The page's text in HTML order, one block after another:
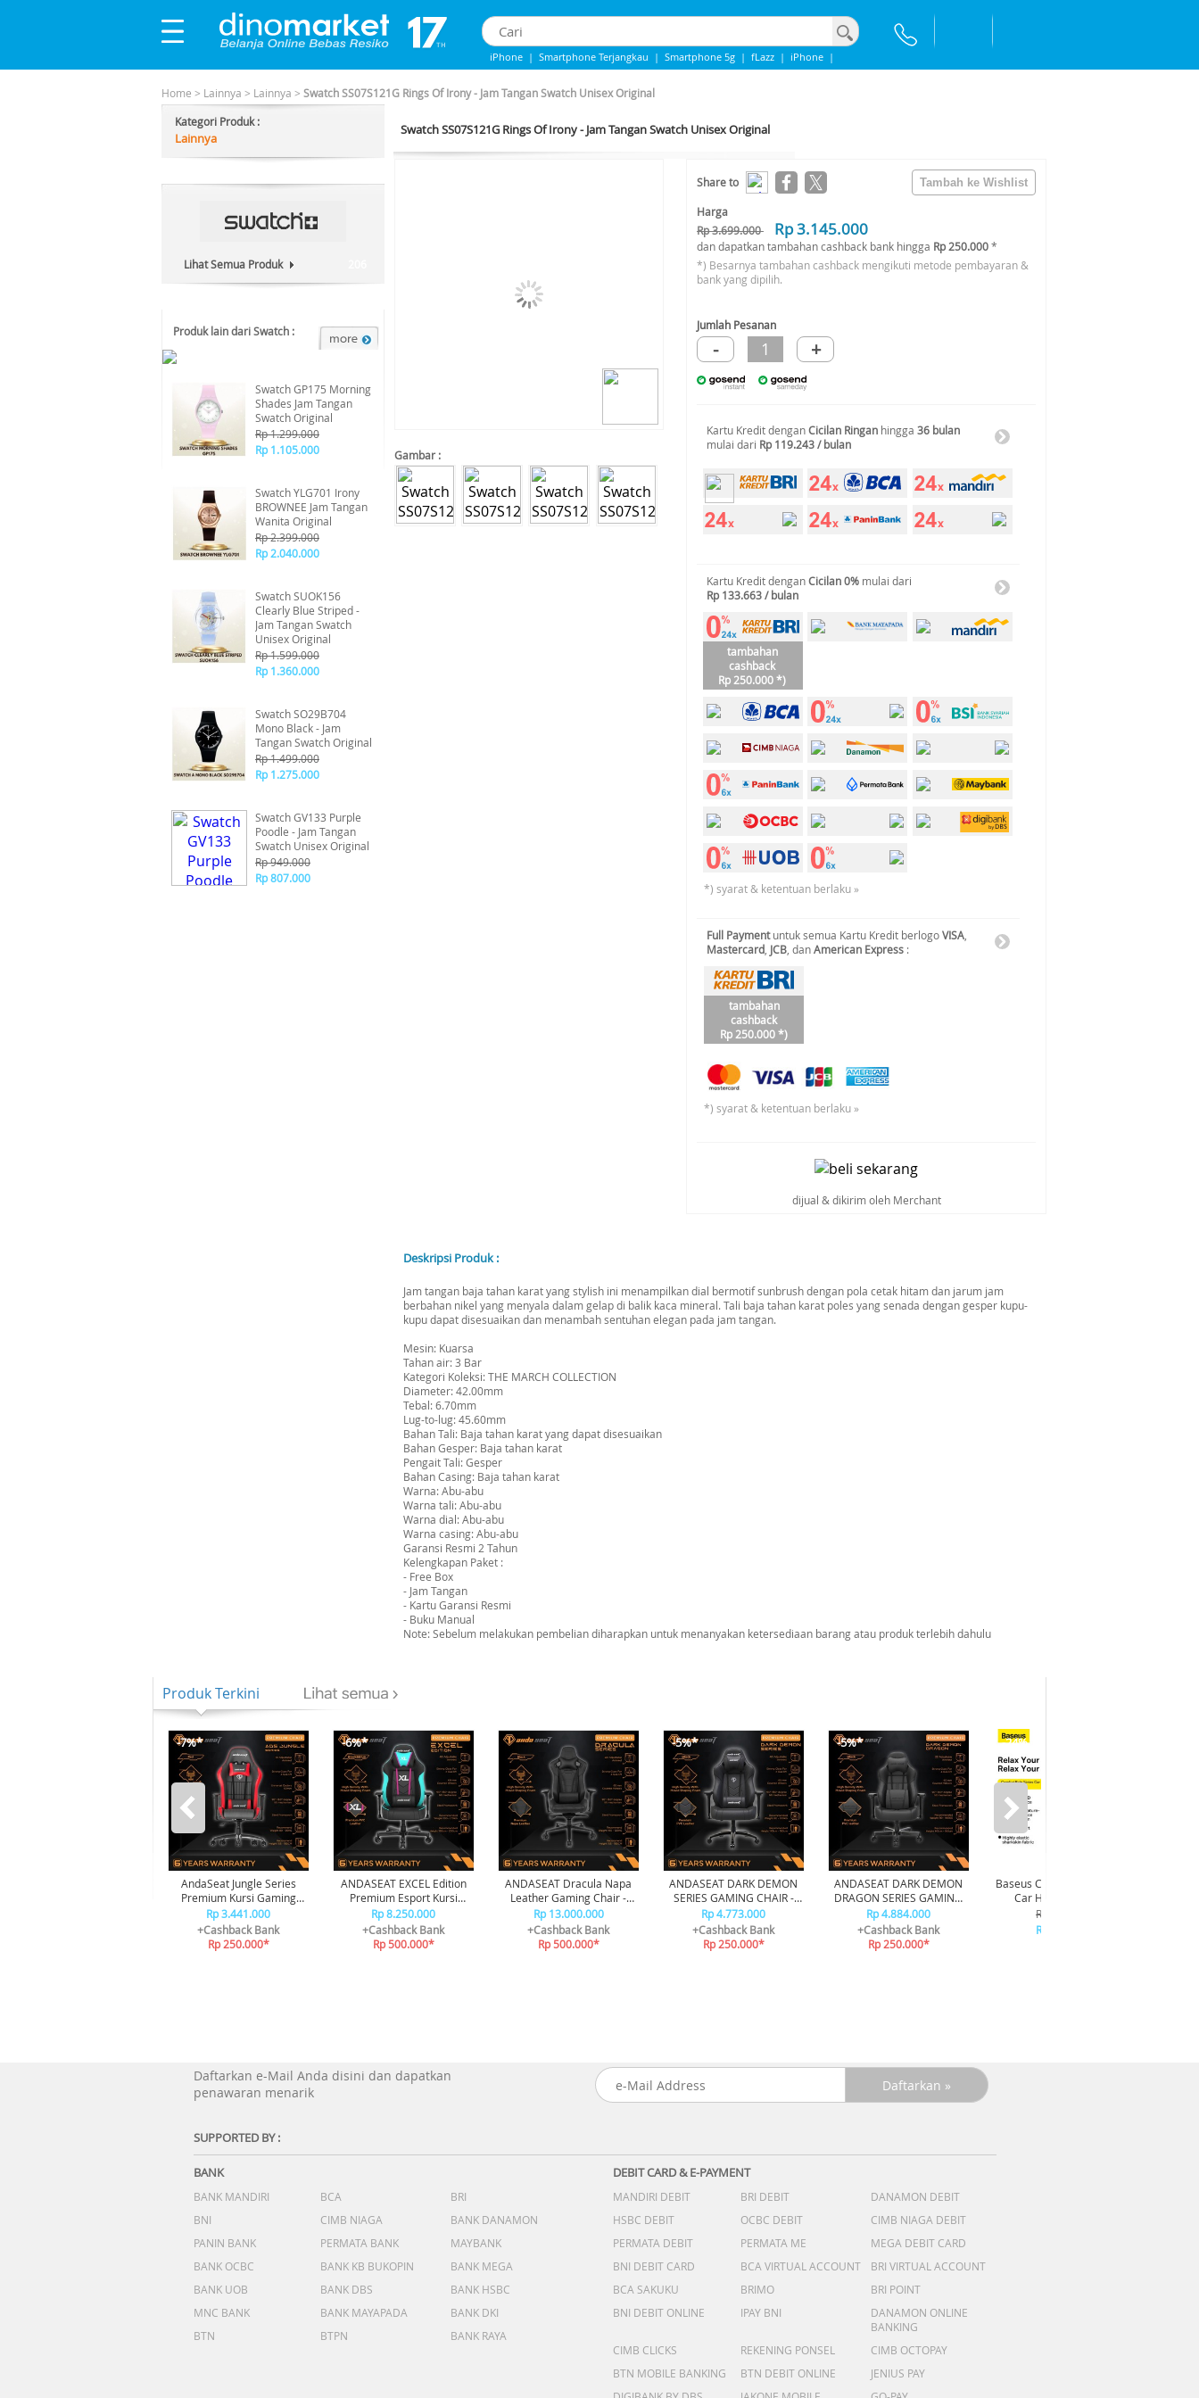
iPhone | Smartphone Terjangkau | Smartphone 5g | fLazz | iPhone |
Home > Lainnya > Lainnya > Swatch SS07S121G Rings Of Irony - Jam Tangan Swatch Unisex Original
Kategori Produk :
Lainnya
Lihat Semua Produk
Produk lain dari Swatch :
Swatch GP175 Morning
Shades Jam Tangan
Swatch Original
Rp 1.299.000
Rp 1.105.000
Swatch YLG701 Irony
BROWNEE Jam Tangan
Wanita Original
Rp 2.399.000
Rp 2.040.000
Swatch SUOK156
Clearly Blue Striped -
Jam Tangan Swatch
Unisex Original
Rp 1.599.000
Rp 1.360.000
Swatch SO29B704
Mono Black - Jam
Tangan Swatch Original
Rp 1.499.000
Rp 1.275.000
Swatch GV133 Purple
Poodle - Jam Tangan
Swatch Unisex Original
Rp 949.000
Rp 807.000
Swatch SS07S121G Rings Of Irony - Jam Tangan Swatch Unisex Original
Gambar :
Share to
Harga
Rp 3.699.000
Rp 3.145.000
dan dapatkan tambahan cashback bank hingga Rp 250.000*
*) Besarnya tambahan cashback mengikuti metode pembayaran &
bank yang dipilih.
Jumlah Pesanan
- 1 +
Kartu Kredit denganCicilan Ringan hingga 36 bulan
mulai dari Rp 119.243 / bulan
Kartu Kredit denganCicilan 0% mulai dari
Rp 133.663 / bulan
tambahan
cashback
Rp 250.000 *)
*) syarat & ketentuan berlaku »
Full Paymentuntuk semua Kartu Kredit berlogoVISA
Mastercard JCB , danAmerican Express :
tambahan
cashback
Rp 250.000 *)
*) syarat & ketentuan berlaku »
dijual & dikirim oleh Merchant
Deskripsi Produk :
Jam tangan baja tahan karat yang stylish ini menampilkan dial bermotif sunbrush dengan pola cetak hitam dan jarum jam
berbahan nikel yang menyala dalam gelap di balik kaca mineral. Tali baja tahan karat poles yang senada dengan gesper kupu-
kupu dapat disesuaikan dan menambah sentuhan elegan pada jam tangan.
Mesin: Kuarsa
Tahan air: 3 Bar
Kategori Koleksi: THE MARCH COLLECTION
Diameter: 42.00mm
Tebal: 6.70mm
Lug-to-lug: 45.60mm
Bahan Tali: Baja tahan karat yang dapat disesuaikan
Bahan Gesper: Baja tahan karat
Pengait Tali: Gesper
Bahan Casing: Baja tahan karat
Warna: Abu-abu
Warna tali: Abu-abu
Warna dial: Abu-abu
Warna casing: Abu-abu
Garansi Resmi 2 Tahun
Kelengkapan Paket :
- Free Box
- Jam Tangan
- Kartu Garansi Resmi
- Buku Manual
Note: Sebelum melakukan pembelian diharapkan untuk menanyakan ketersediaan barang atau produk terlebih dahulu
Produk Terkini
-7%*
AndaSeat Jungle Series
Premium Kursi Gaming
Chair Black Red
Rp 3.441.000
+Cashback Bank
Rp 250.000*
-6%*
ANDASEAT EXCEL Edition
Premium Esport Kursi
Gaming Chair
Rp 8.250.000
+Cashback Bank
Rp 500.000*
ANDASEAT Dracula Napa
Leather Gaming Chair -
Black
Rp 13.000.000
+Cashback Bank
Rp 500.000*
-5%*
ANDASEAT DARK DEMON
SERIES GAMING CHAIR -
BLACK
Rp 4.773.000
+Cashback Bank
Rp 250.000*
-5%*
ANDASEAT DARK DEMON
DRAGON SERIES GAMING
CHAIR - BLACK
Rp 4.884.000
+Cashback Bank
Rp 250.000*
-24%
Baseus ComfortRide Series
Car Headrest Pillow
CNTZ000013 - Gray
Rp 249.000
Rp 189.000
Daftarkan e-Mail Anda disini dan dapatkan
penawaran menarik
SUPPORTED BY :
BANK
BANK MANDIRI BCA
BRI
BNI
CIMB NIAGA
BANK DANAMON
PANIN BANK
PERMATA BANK
MAYBANK
BANK OCBC
BANK KB BUKOPIN
BANK MEGA
BANK UOB
BANK DBS
BANK HSBC
MNC BANK
BANK MAYAPADA
BANK DKI
BTN
BTPN BANK RAYA
DEBIT CARD & E-PAYMENT
MANDIRI DEBIT BRI DEBIT
DANAMON DEBIT
HSBC DEBIT
OCBC DEBIT
CIMB NIAGA DEBIT
PERMATA DEBIT
PERMATA ME
MEGA DEBIT CARD
BNI DEBIT CARD
BCA VIRTUAL ACCOUNT
BRI VIRTUAL ACCOUNT
BCA SAKUKU
BRIMO
BRI POINT
BNI DEBIT ONLINE
IPAY BNI
DANAMON ONLINE
BANKING
CIMB CLICKS
REKENING PONSEL
CIMB OCTOPAY
BTN MOBILE BANKING
BTN DEBIT ONLINE
JENIUS PAY